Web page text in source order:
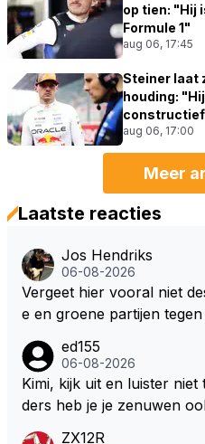
op tien: "Hij
Formule 1"
aug 06, 17:45
Steiner laat
houding:
aug 06, 17:00
Meer
Laatste reacties
Jos Hendriks
06-08-2026
Vergeet hier vooral niet
e en groene partijen
over dan kunnen ze hun
men maar niet wetende
r is dan een normale auto.
ed155
06-08-2026
Kimi, kijk uit en luister
ders heb je je zenuwen
ZX12R